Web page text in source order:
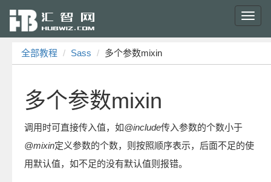
全部教程 Sass 多个参数mixin
多个参数mixin
调用时可直接传入值，如@include传入参数的个数小于
@mixin定义参数的个数，则按照顺序表示，后面不足的使
用默认值，如不足的没有默认值则报错。